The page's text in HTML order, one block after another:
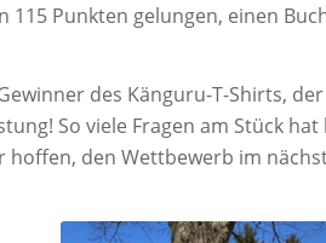
115 Punkten gelungen, einen
des Känguru-T-Shirts,
So viele Fragen am Stück
den Wettbewerb im